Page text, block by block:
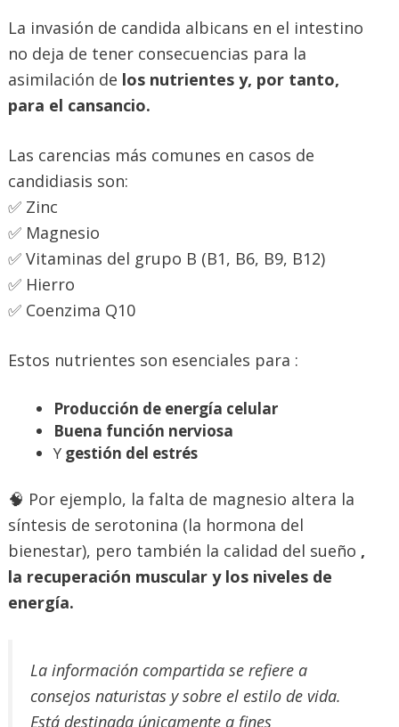
La invasión de candida albicans en el intestino
no deja de tener consecuencias para la
asimilación de los nutrientes y, por tanto,
para el cansancio.
Las carencias más comunes en casos de
candidiasis son:
✅ Zinc
✅ Magnesio
✅ Vitaminas del grupo B (B1, B6, B9, B12)
✅ Hierro
✅ Coenzima Q10
Estos nutrientes son esenciales para :
Producción de energía celular
Buena función nerviosa
Y gestión del estrés
🧠 Por ejemplo, la falta de magnesio altera la
síntesis de serotonina (la hormona del
bienestar), pero también la calidad del sueño ,
la recuperación muscular y los niveles de
energía.
La información compartida se refiere a
consejos naturistas y sobre el estilo de vida.
Está destinada únicamente a fines